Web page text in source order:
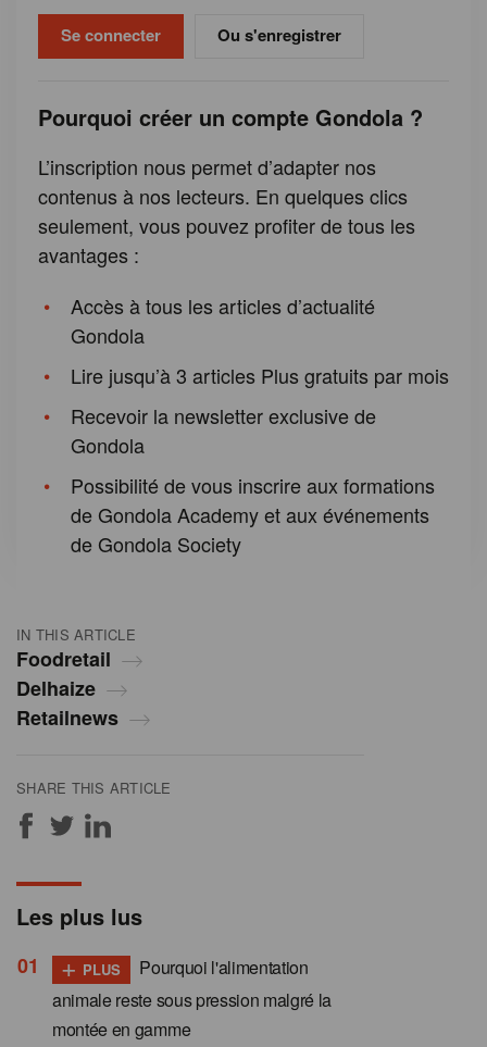
IN THIS ARTICLE
Foodretail
Delhaize
Retailnews
SHARE THIS ARTICLE
Ou s'enregistrer
Pourquoi créer un compte Gondola ?
L’inscription nous permet d’adapter nos
contenus à nos lecteurs. En quelques clics
seulement, vous pouvez profiter de tous les
avantages :
Accès à tous les articles d’actualité
Gondola
Lire jusqu’à 3 articles Plus gratuits par mois
Recevoir la newsletter exclusive de
Gondola
Possibilité de vous inscrire aux formations
de Gondola Academy et aux événements
de Gondola Society
Les plus lus
+ PLUS
Pourquoi l'alimentation
animale reste sous pression malgré la
montée en gamme